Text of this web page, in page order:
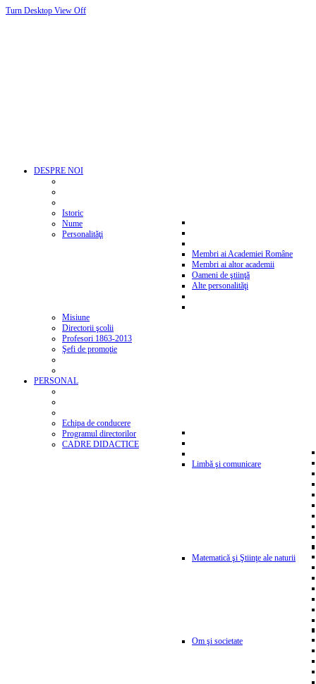
Turn Desktop View Off
DESPRE NOI
Istoric
Nume
Personalităţi
Membri ai Academiei Române
Membri ai altor academii
Oameni de ştiinţă
Alte personalităţi
Misiune
Directorii şcolii
Profesori 1863-2013
Şefi de promoţie
PERSONAL
Echipa de conducere
Programul directorilor
CADRE DIDACTICE
Limbă şi comunicare
Matematică şi Ştiinţe ale naturii
Om şi societate